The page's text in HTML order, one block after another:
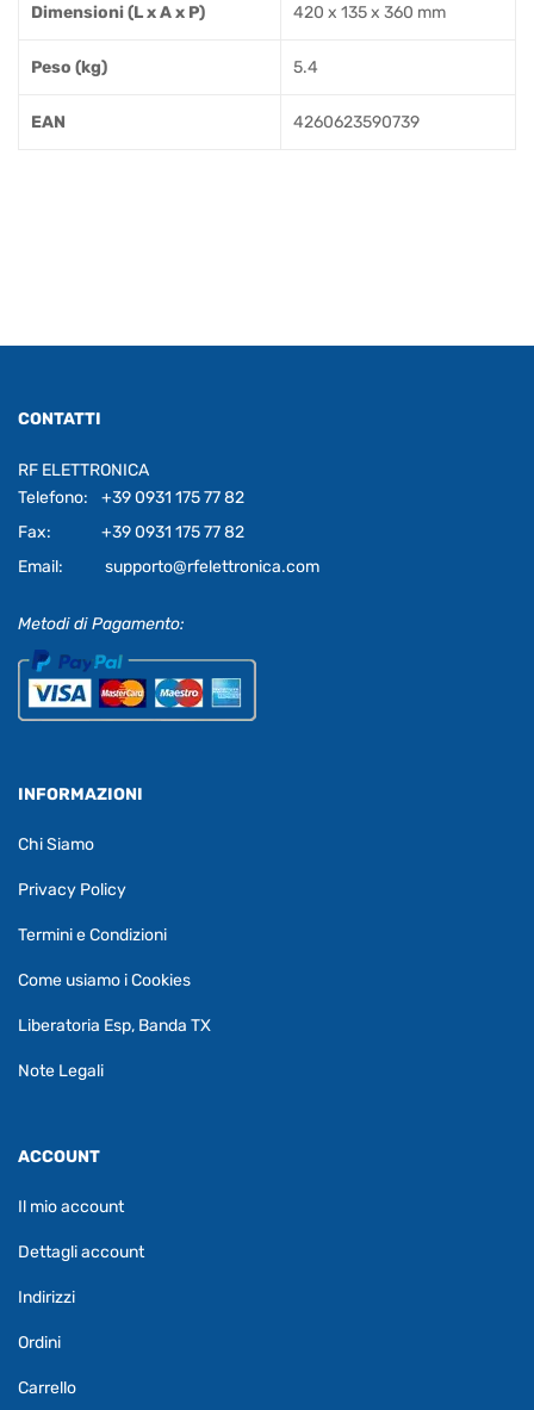
Dimensioni (L x A x P) 420 x 135 x 360 mm
Peso (kg) 5.4
EAN 4260623590739
CONTATTI
RF ELETTRONICA
Telefono:
+39 0931 175 77 82
Fax:
+39 0931 175 77 82
Email:
supporto@rfelettronica.com
Metodi di Pagamento:
INFORMAZIONI
Chi Siamo
Privacy Policy
Termini e Condizioni
Come usiamo i Cookies
Liberatoria Esp, Banda TX
Note Legali
ACCOUNT
Il mio account
Dettagli account
Indirizzi
Ordini
Carrello